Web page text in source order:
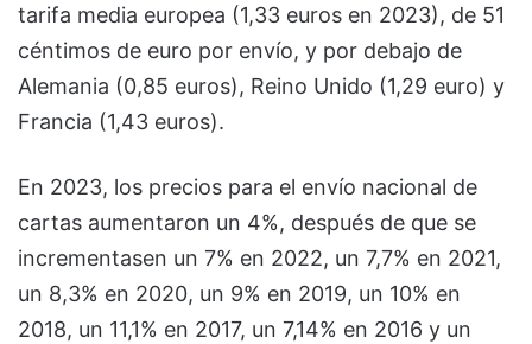
tarifa media europea (1,33 euros en 2023), de 51
céntimos de euro por envío, y por debajo de
Alemania (0,85 euros), Reino Unido (1,29 euro) y
Francia (1,43 euros).
En 2023, los precios para el envío nacional de
cartas aumentaron un 4%, después de que se
incrementasen un 7% en 2022, un 7,7% en 2021,
un 8,3% en 2020, un 9% en 2019, un 10% en
2018, un 11,1% en 2017, un 7,14% en 2016 y un